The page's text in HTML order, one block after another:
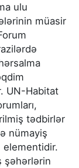
ulu
müasir
UN-Habitat
tədbirlər
nümayiş
şəhərlərin